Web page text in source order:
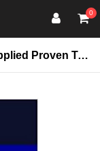
0
Modern Tools > 사범계열